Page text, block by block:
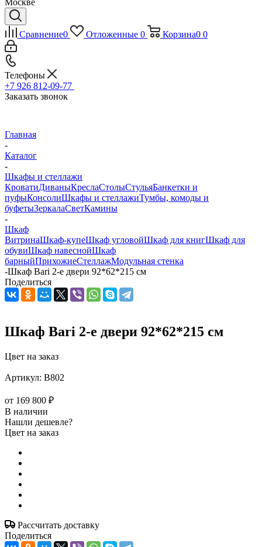
Москве
Сравнение0 Отложенные 0 Корзина0 0
Телефоны
+7 926 812-09-77
Заказать звонок
Главная
-
Каталог
-
Шкафы и стеллажи
КроватиДиваныКреслаСтолыСтульяБанкетки и
пуфыКонсолиШкафы и стеллажиТумбы, комоды и
буфетыЗеркалаСветКамины
-
Шкаф
ВитринаШкаф-купеШкаф угловойШкаф для книгШкаф для
обувиШкаф навеснойШкаф
барныйПрихожиеСтеллажМодульная стенка
-Шкаф Bari 2-е двери 92*62*215 см
Поделиться
Шкаф Bari 2-е двери 92*62*215 см
Цвет на заказ
Артикул: B802
от 169 800 ₽
В наличии
Нашли дешевле?
Цвет на заказ
Рассчитать доставку
Поделиться